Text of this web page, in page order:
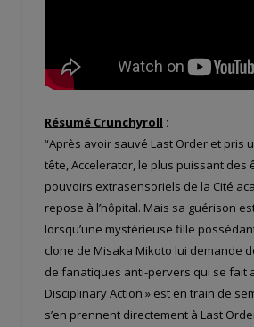
Résumé Crunchyroll :
“Après avoir sauvé Last Order et pris
tête, Accelerator, le plus puissant des
pouvoirs extrasensoriels de la Cité
repose à l’hôpital. Mais sa guérison
lorsqu’une mystérieuse fille
clone de Misaka Mikoto lui demande
de fanatiques anti-pervers qui se fait
Disciplinary Action » est en train de
s’en prennent directement à Last